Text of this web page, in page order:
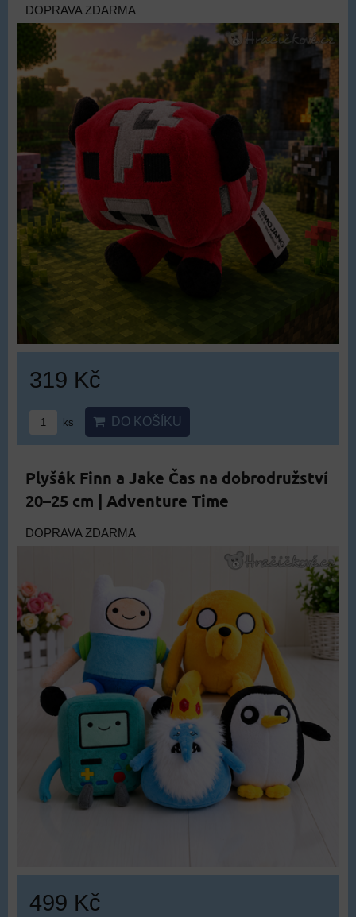
DOPRAVA ZDARMA
319 Kč
ks DO KOŠÍKU
Plyšák Finn a Jake Čas na dobrodružství
20–25 cm | Adventure Time
DOPRAVA ZDARMA
499 Kč